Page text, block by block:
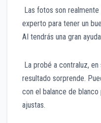
Las fotos son
experto para tener un
AI tendrás una gran
La probé a contraluz,
resultado sorprende.
con el balance de
ajustas.